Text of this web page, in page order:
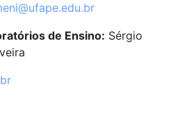
de Ensino: Sérgio